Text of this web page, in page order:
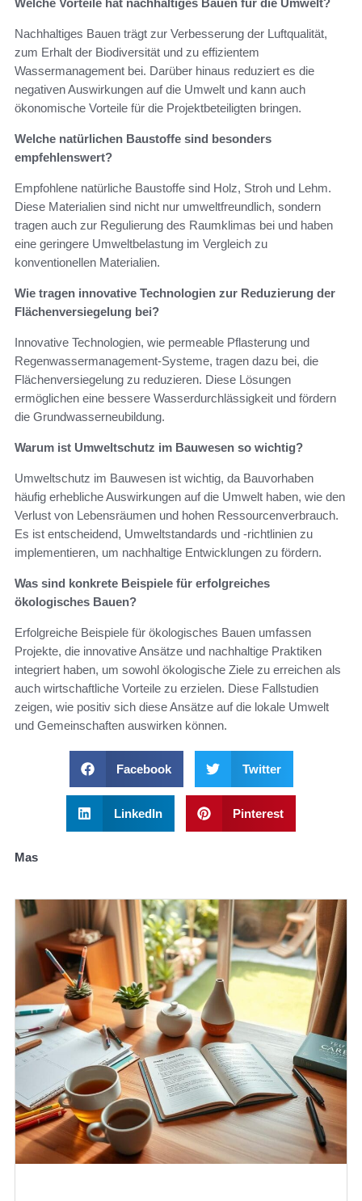
Nachhaltiges Bauen trägt zur Verbesserung der Luftqualität,
zum Erhalt der Biodiversität und zu effizientem
Wassermanagement bei. Darüber hinaus reduziert es die
negativen Auswirkungen auf die Umwelt und kann auch
ökonomische Vorteile für die Projektbeteiligten bringen.
Welche natürlichen Baustoffe sind besonders
empfehlenswert?
Empfohlene natürliche Baustoffe sind Holz, Stroh und Lehm.
Diese Materialien sind nicht nur umweltfreundlich, sondern
tragen auch zur Regulierung des Raumklimas bei und haben
eine geringere Umweltbelastung im Vergleich zu
konventionellen Materialien.
Wie tragen innovative Technologien zur Reduzierung der
Flächenversiegelung bei?
Innovative Technologien, wie permeable Pflasterung und
Regenwassermanagement-Systeme, tragen dazu bei, die
Flächenversiegelung zu reduzieren. Diese Lösungen
ermöglichen eine bessere Wasserdurchlässigkeit und fördern
die Grundwasserneubildung.
Warum ist Umweltschutz im Bauwesen so wichtig?
Umweltschutz im Bauwesen ist wichtig, da Bauvorhaben
häufig erhebliche Auswirkungen auf die Umwelt haben, wie den
Verlust von Lebensräumen und hohen Ressourcenverbrauch.
Es ist entscheidend, Umweltstandards und -richtlinien zu
implementieren, um nachhaltige Entwicklungen zu fördern.
Was sind konkrete Beispiele für erfolgreiches
ökologisches Bauen?
Erfolgreiche Beispiele für ökologisches Bauen umfassen
Projekte, die innovative Ansätze und nachhaltige Praktiken
integriert haben, um sowohl ökologische Ziele zu erreichen als
auch wirtschaftliche Vorteile zu erzielen. Diese Fallstudien
zeigen, wie positiv sich diese Ansätze auf die lokale Umwelt
und Gemeinschaften auswirken können.
Facebook Twitter
LinkedIn Pinterest
Mas